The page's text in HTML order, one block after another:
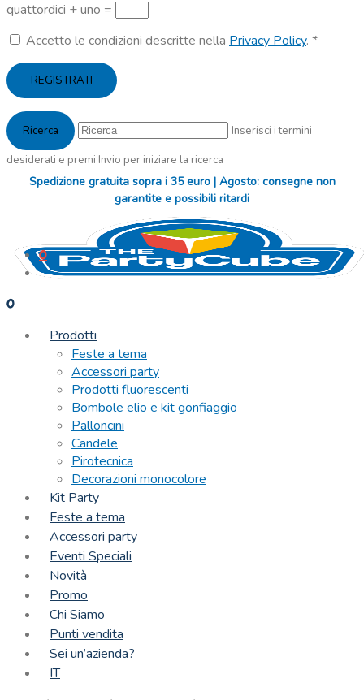
quattordici + uno =
Accetto le condizioni descritte nella Privacy Policy. *
REGISTRATI
Inserisci i termini
desiderati e premi Invio per iniziare la ricerca
Spedizione gratuita sopra i 35 euro | Agosto: consegne non
garantite e possibili ritardi
0
0
Prodotti
Feste a tema
Accessori party
Prodotti fluorescenti
Bombole elio e kit gonfiaggio
Palloncini
Candele
Pirotecnica
Decorazioni monocolore
Kit Party
Feste a tema
Accessori party
Eventi Speciali
Novità
Promo
Chi Siamo
Punti vendita
Sei un’azienda?
IT